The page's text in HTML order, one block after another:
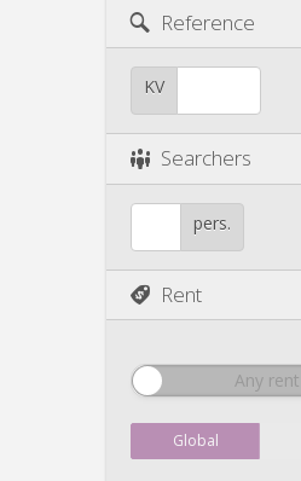
Reference
KV
Searchers
pers.
Rent
Any rent
Global